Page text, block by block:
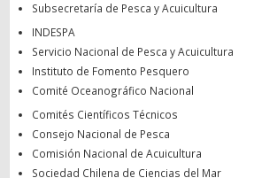
Subsecretaría de Pesca y Acuicultura
INDESPA
Servicio Nacional de Pesca y Acuicultura
Instituto de Fomento Pesquero
Comité Oceanográfico Nacional
Comités Científicos Técnicos
Consejo Nacional de Pesca
Comisión Nacional de Acuicultura
Sociedad Chilena de Ciencias del Mar